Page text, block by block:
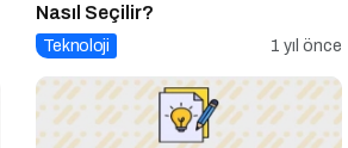
Nasıl Seçilir?
Teknoloji 1 yıl önce